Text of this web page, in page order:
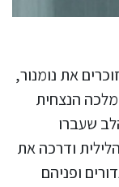
את נומנור,
הנצחית
שעברו
ודרכה את
ופניהם